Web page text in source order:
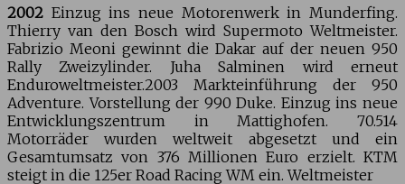
2002 Einzug ins neue Motorenwerk in Munderfing.
Thierry van den Bosch wird Supermoto Weltmeister.
Fabrizio Meoni gewinnt die Dakar auf der neuen 950
Rally Zweizylinder. Juha Salminen wird erneut
Enduroweltmeister.2003 Markteinführung der 950
Adventure. Vorstellung der 990 Duke. Einzug ins neue
Entwicklungszentrum in Mattighofen. 70.514
Motorräder wurden weltweit abgesetzt und ein
Gesamtumsatz von 376 Millionen Euro erzielt. KTM
steigt in die 125er Road Racing WM ein. Weltmeister